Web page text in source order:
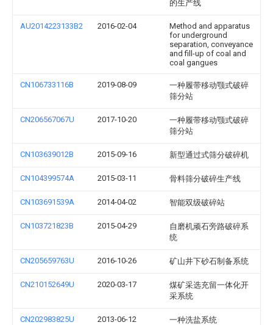
的生产线
AU2014223133B2 2016-02-04
Method and apparatus
for underground
separation, conveyance
and fill-up of coal and
coal gangues
CN106733116B 2019-08-09
一种履带移动颚式破碎
筛分站
CN206567067U 2017-10-20
一种履带移动颚式破碎
筛分站
CN103639012B 2015-09-16 新型通过式筛分破碎机
CN104399574A 2015-03-11 骨料筛分破碎生产线
CN103691539A 2014-04-02 智能双级破碎站
CN103721823B 2015-04-29
自磨机顽石旁路破碎系
统
CN205659763U 2016-10-26 矿山井下砂石制备系统
CN210152649U 2020-03-17
煤矿采选充留一体化开
采系统
CN202983825U 2013-06-12 一种洗盐系统